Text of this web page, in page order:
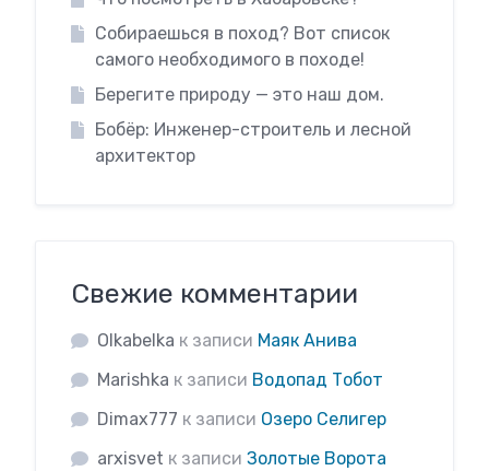
Собираешься в поход? Вот список
самого необходимого в походе!
Берегите природу — это наш дом.
Бобёр: Инженер-строитель и лесной
архитектор
Свежие комментарии
Olkabelka к записи Маяк Анива
Marishka к записи Водопад Тобот
Dimax777 к записи Озеро Селигер
arxisvet к записи Золотые Ворота